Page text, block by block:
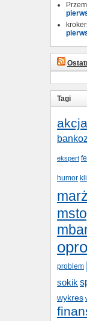
Tagi
akcja
ekspert
humor
problem
sokik
wykres